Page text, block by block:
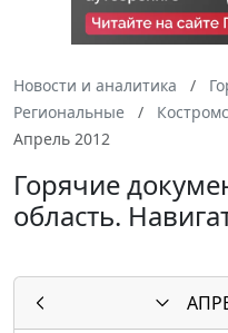
Новости и аналитика
Региональные
Апрель 2012
Горячие
область.